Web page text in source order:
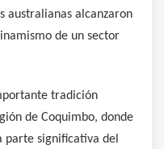
australianas alcanzaron
de un sector
tradición
de Coquimbo, donde
parte significativa del